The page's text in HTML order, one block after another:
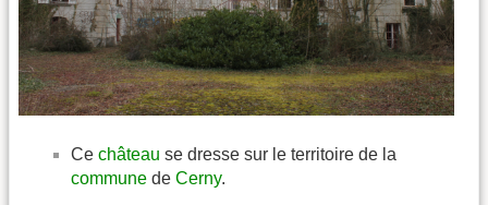
Ce château se dresse sur le territoire de la
commune de Cerny.